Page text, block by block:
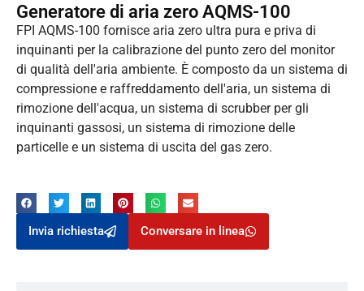
Generatore di aria zero AQMS-100
FPI AQMS-100 fornisce aria zero ultra pura e priva di
inquinanti per la calibrazione del punto zero del monitor
di qualità dell'aria ambiente. È composto da un sistema di
compressione e raffreddamento dell'aria, un sistema di
rimozione dell'acqua, un sistema di scrubber per gli
inquinanti gassosi, un sistema di rimozione delle
particelle e un sistema di uscita del gas zero.
Invia richiesta Conversare in linea